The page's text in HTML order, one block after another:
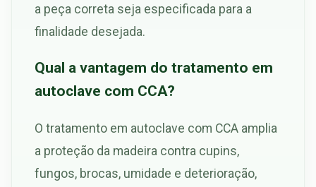
a peça correta seja especificada para a
finalidade desejada.
Qual a vantagem do tratamento em
autoclave com CCA?
O tratamento em autoclave com CCA amplia
a proteção da madeira contra cupins,
fungos, brocas, umidade e deterioração,